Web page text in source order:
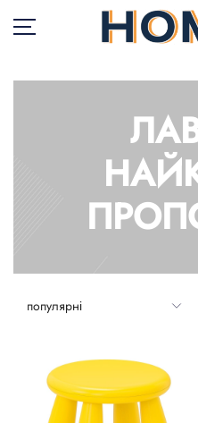
САД І БАЛКОН
ЗБЕРІГАННЯ ТА
ГОРЩИКИ І РОСЛИНИ
ДЕКОР